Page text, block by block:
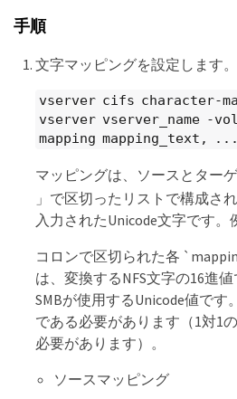
手順
文字マッピングを設定します。
vserver cifs character-
vserver vserver_name -
mapping mapping_text, ...
マッピングは、ソースとター
」で区切ったリストで構成さ
入力されたUnicode文字です。
コロンで区切られた各
は、変換するNFS文字の16進
SMBが使用するUnicode値で
である必要があります（1対1
必要があります）。
ソースマッピング